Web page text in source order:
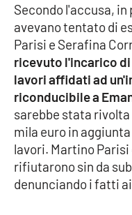
Leggendo Alvaro
Imprese Di Calabria
Le perfidie di
Venti di
STREAMING
Secondo l'accusa,
avevano tentato di
Parisi e Serafina
ricevuto l'incarico
lavori affidati ad
riconducibile a
sarebbe stata
mila euro in
lavori. Martino
rifiutarono sin da
denunciando i fatti